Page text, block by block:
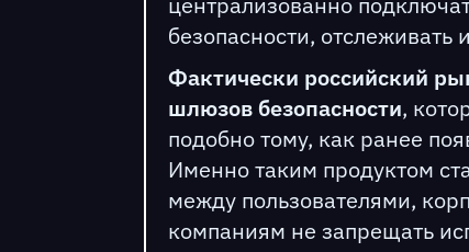
безопасности,
Фактически российский
шлюзов безопасности,
подобно тому, как ранее
Именно таким продуктом
между пользователями,
компаниям не запрещать